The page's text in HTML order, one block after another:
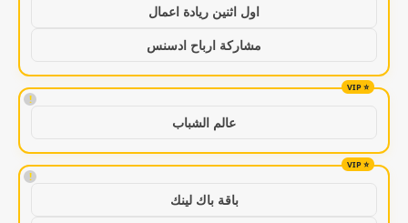
اول اثنين ريادة اعمال
مشاركة ارباح ادسنس
!
عالم الشباب
!
باقة باك لينك